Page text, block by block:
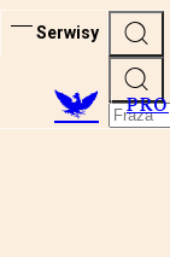
Serwisy
PRO